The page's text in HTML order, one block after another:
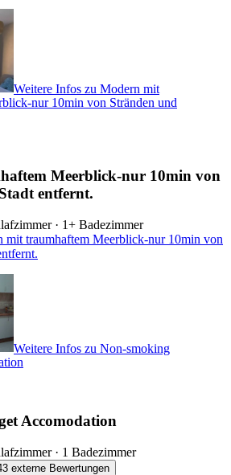
Weitere Infos zu Modern mit
nur 10min von Stränden und
Meerblick-nur 10min von
entfernt.
· 1+ Badezimmer
mit traumhaftem Meerblick-nur 10min von
Weitere Infos zu Non-smoking
Accomodation
· 1 Badezimmer
externe Bewertungen